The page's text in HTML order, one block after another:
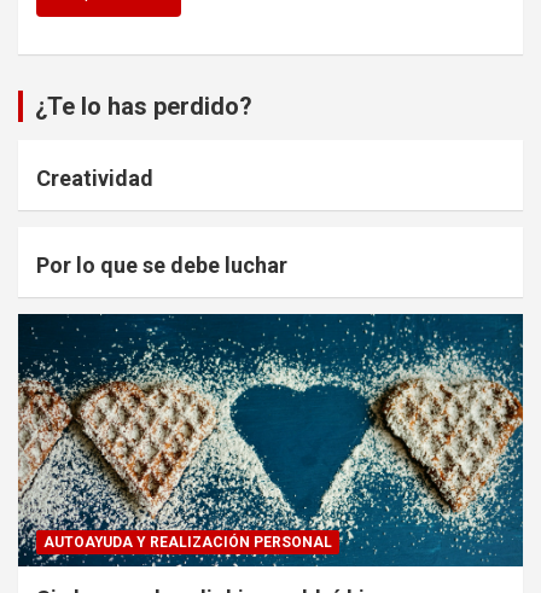
¿Te lo has perdido?
Creatividad
Por lo que se debe luchar
AUTOAYUDA Y REALIZACIÓN PERSONAL